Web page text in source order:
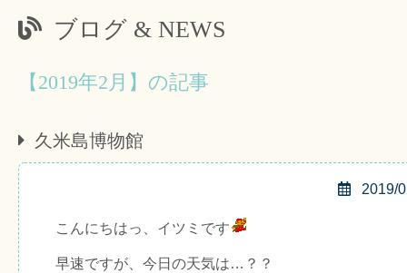
ブログ & NEWS
【2019年2月】の記事
久米島博物館
2019/
こんにちはっ、イツミです
早速ですが、今日の天気は…？？